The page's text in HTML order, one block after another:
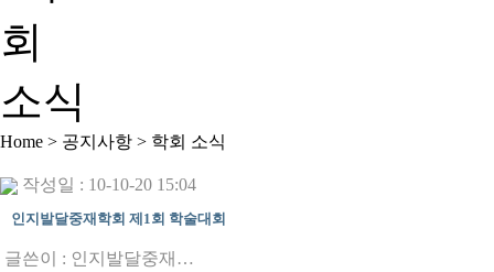
Home > 공지사항 > 학회 소식
작성일 : 10-10-20 15:04
인지발달중재학회 제1회 학술대회
글쓴이 : 인지발달중재…